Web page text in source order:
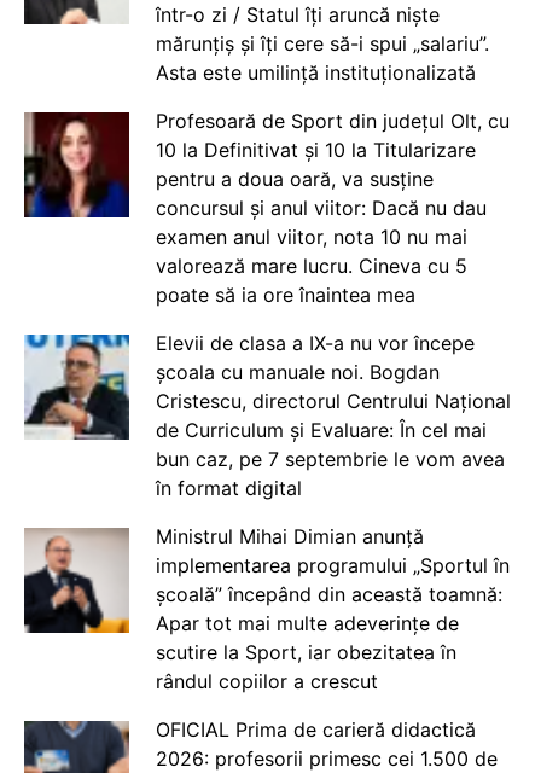
într-o zi / Statul îți aruncă niște
mărunțiș și îți cere să-i spui „salariu”.
Asta este umilință instituționalizată
Profesoară de Sport din județul Olt, cu
10 la Definitivat și 10 la Titularizare
pentru a doua oară, va susține
concursul și anul viitor: Dacă nu dau
examen anul viitor, nota 10 nu mai
valorează mare lucru. Cineva cu 5
poate să ia ore înaintea mea
Elevii de clasa a IX-a nu vor începe
școala cu manuale noi. Bogdan
Cristescu, directorul Centrului Național
de Curriculum și Evaluare: În cel mai
bun caz, pe 7 septembrie le vom avea
în format digital
Ministrul Mihai Dimian anunță
implementarea programului „Sportul în
școală” începând din această toamnă:
Apar tot mai multe adeverințe de
scutire la Sport, iar obezitatea în
rândul copiilor a crescut
OFICIAL Prima de carieră didactică
2026: profesorii primesc cei 1.500 de